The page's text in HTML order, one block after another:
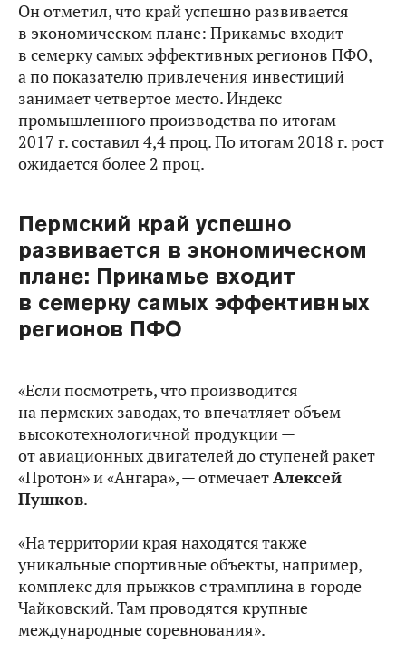
Он отметил, что край успешно развивается
в экономическом плане: Прикамье входит
в семерку самых эффективных регионов ПФО,
а по показателю привлечения инвестиций
занимает четвертое место. Индекс
промышленного производства по итогам
2017 г. составил 4,4 проц. По итогам 2018 г. рост
ожидается более 2 проц.
Пермский край успешно
развивается в экономическом
плане: Прикамье входит
в семерку самых эффективных
регионов ПФО
«Если посмотреть, что производится
на пермских заводах, то впечатляет объем
высокотехнологичной продукции —
от авиационных двигателей до ступеней ракет
«Протон» и «Ангара», — отмечаетАлексей
Пушков.
«На территории края находятся также
уникальные спортивные объекты, например,
комплекс для прыжков с трамплина в городе
Чайковский. Там проводятся крупные
международные соревнования».